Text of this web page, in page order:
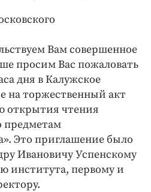
Вам совершенное
просим Вас пожаловать
дня в Калужское
на торжественный акт
открытия чтения
предметам
Это приглашение было
Ивановичу Успенскому
института, первому и